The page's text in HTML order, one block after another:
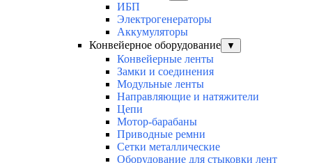
ИБП
Электрогенераторы
Аккумуляторы
Конвейерное оборудование
▼
Конвейерные ленты
Замки и соединения
Модульные ленты
Направляющие и натяжители
Цепи
Мотор-барабаны
Приводные ремни
Сетки металлические
Оборудование для стыковки лент